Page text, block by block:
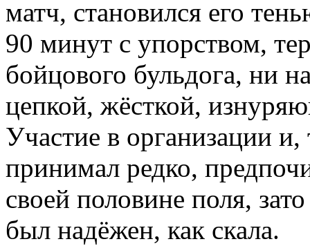
матч, становился его
90 минут с упорством,
бойцового бульдога, ни
цепкой, жёсткой,
Участие в организации
принимал редко,
своей половине поля,
был надёжен, как скала.